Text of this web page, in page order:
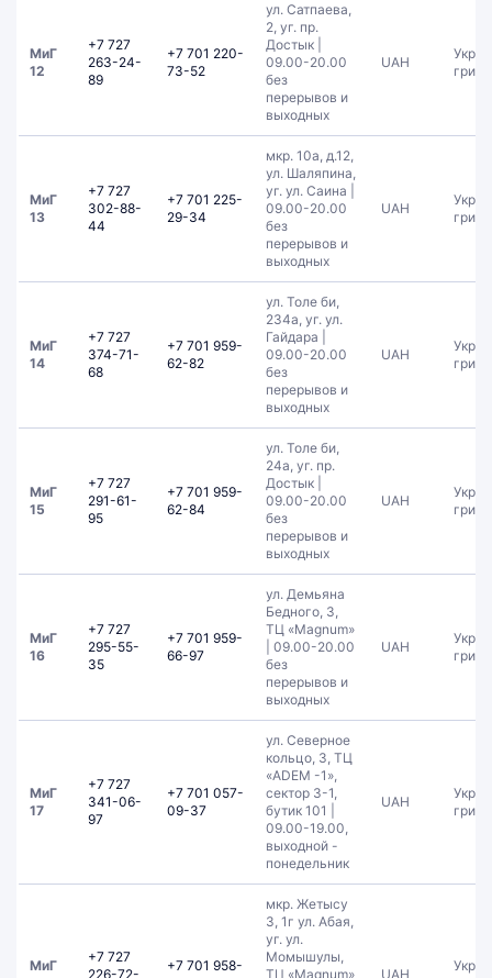
МиГ
12
+7 727
263-24-
89
+7 701 220-
73-52
ул. Сатпаева,
2, уг. пр.
Достык |
09.00-20.00
без
перерывов и
выходных
UAH
МиГ
13
+7 727
302-88-
44
+7 701 225-
29-34
мкр. 10а, д.12,
ул. Шаляпина,
уг. ул. Саина |
09.00-20.00
без
перерывов и
выходных
UAH
МиГ
14
+7 727
374-71-
68
+7 701 959-
62-82
ул. Толе би,
234а, уг. ул.
Гайдара |
09.00-20.00
без
перерывов и
выходных
UAH
МиГ
15
+7 727
291-61-
95
+7 701 959-
62-84
ул. Толе би,
24а, уг. пр.
Достык |
09.00-20.00
без
перерывов и
выходных
UAH
МиГ
16
+7 727
295-55-
35
+7 701 959-
66-97
ул. Демьяна
Бедного, 3,
ТЦ «Magnum»
| 09.00-20.00
без
перерывов и
выходных
UAH
МиГ
17
+7 727
341-06-
97
+7 701 057-
09-37
ул. Северное
кольцо, 3, ТЦ
«ADEM -1»,
сектор З-1,
бутик 101 |
09.00-19.00,
выходной -
понедельник
UAH
МиГ
+7 727
226-72-
+7 701 958-
мкр. Жетысу
3, 1г ул. Абая,
уг. ул.
Момышулы,
ТЦ «Magnum»
UAH